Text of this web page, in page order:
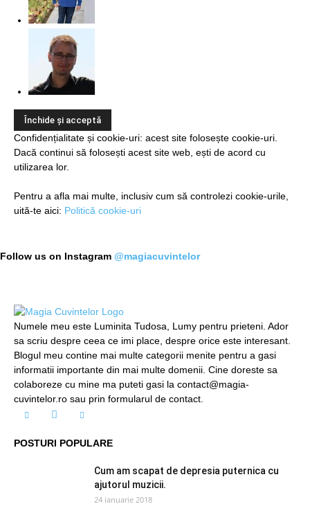
Confidențialitate și cookie-uri: acest site folosește cookie-uri.
Dacă continui să folosești acest site web, ești de acord cu
utilizarea lor.
Pentru a afla mai multe, inclusiv cum să controlezi cookie-urile,
uită-te aici: Politică cookie-uri
Follow us on Instagram @magiacuvintelor
Numele meu este Luminita Tudosa, Lumy pentru prieteni. Ador
sa scriu despre ceea ce imi place, despre orice este interesant.
Blogul meu contine mai multe categorii menite pentru a gasi
informatii importante din mai multe domenii. Cine doreste sa
colaboreze cu mine ma puteti gasi la contact@magia-
cuvintelor.ro sau prin formularul de contact.
POSTURI POPULARE
Cum am scapat de depresia puternica cu
ajutorul muzicii.
24 ianuarie 2018